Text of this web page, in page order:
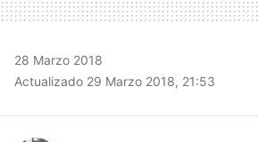
28 Marzo 2018
Actualizado 29 Marzo 2018, 21:53